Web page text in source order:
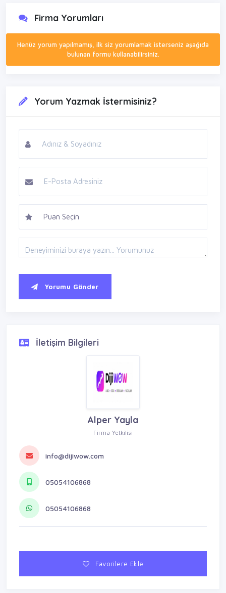
Firma Yorumları
Henüz yorum yapılmamış, ilk siz yorumlamak isterseniz aşağıda
bulunan formu kullanabilirsiniz.
Yorum Yazmak İstermisiniz?
Yorumu Gönder
İletişim Bilgileri
Alper Yayla
Firma Yetkilisi
info@dijiwow.com
05054106868
05054106868
Favorilere Ekle